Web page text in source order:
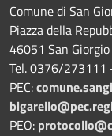
Comune di San
Piazza della
46051 San
Tel. 0376/273111
PEC:
PEO: